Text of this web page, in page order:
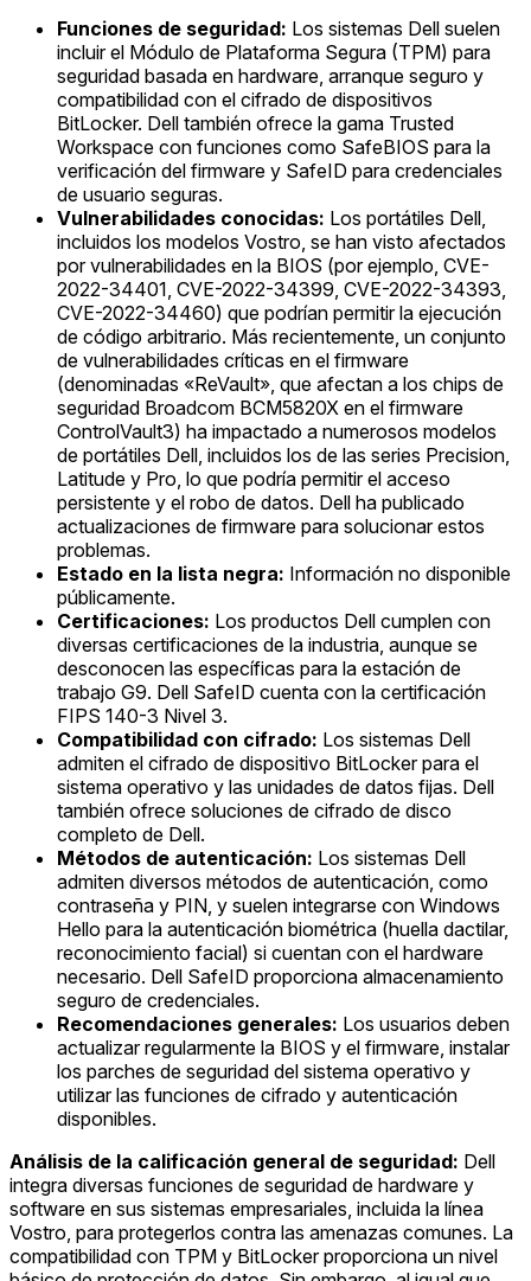
Funciones de seguridad: Los sistemas Dell suelen
incluir el Módulo de Plataforma Segura (TPM) para
seguridad basada en hardware, arranque seguro y
compatibilidad con el cifrado de dispositivos
BitLocker. Dell también ofrece la gama Trusted
Workspace con funciones como SafeBIOS para la
verificación del firmware y SafeID para credenciales
de usuario seguras.
Vulnerabilidades conocidas: Los portátiles Dell,
incluidos los modelos Vostro, se han visto afectados
por vulnerabilidades en la BIOS (por ejemplo, CVE-
2022-34401, CVE-2022-34399, CVE-2022-34393,
CVE-2022-34460) que podrían permitir la ejecución
de código arbitrario. Más recientemente, un conjunto
de vulnerabilidades críticas en el firmware
(denominadas «ReVault», que afectan a los chips de
seguridad Broadcom BCM5820X en el firmware
ControlVault3) ha impactado a numerosos modelos
de portátiles Dell, incluidos los de las series Precision,
Latitude y Pro, lo que podría permitir el acceso
persistente y el robo de datos. Dell ha publicado
actualizaciones de firmware para solucionar estos
problemas.
Estado en la lista negra: Información no disponible
públicamente.
Certificaciones: Los productos Dell cumplen con
diversas certificaciones de la industria, aunque se
desconocen las específicas para la estación de
trabajo G9. Dell SafeID cuenta con la certificación
FIPS 140-3 Nivel 3.
Compatibilidad con cifrado: Los sistemas Dell
admiten el cifrado de dispositivo BitLocker para el
sistema operativo y las unidades de datos fijas. Dell
también ofrece soluciones de cifrado de disco
completo de Dell.
Métodos de autenticación: Los sistemas Dell
admiten diversos métodos de autenticación, como
contraseña y PIN, y suelen integrarse con Windows
Hello para la autenticación biométrica (huella dactilar,
reconocimiento facial) si cuentan con el hardware
necesario. Dell SafeID proporciona almacenamiento
seguro de credenciales.
Recomendaciones generales: Los usuarios deben
actualizar regularmente la BIOS y el firmware, instalar
los parches de seguridad del sistema operativo y
utilizar las funciones de cifrado y autenticación
disponibles.
Análisis de la calificación general de seguridad: Dell
integra diversas funciones de seguridad de hardware y
software en sus sistemas empresariales, incluida la línea
Vostro, para protegerlos contra las amenazas comunes. La
compatibilidad con TPM y BitLocker proporciona un nivel